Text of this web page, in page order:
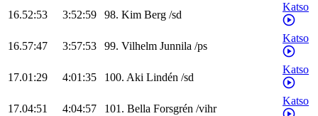
16.52:53 3:52:59 98. Kim Berg /sd
Katso
16.57:47 3:57:53 99. Vilhelm Junnila /ps
Katso
17.01:29 4:01:35 100. Aki Lindén /sd
Katso
17.04:51 4:04:57 101. Bella Forsgrén /vihr
Katso